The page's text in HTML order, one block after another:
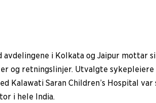
i Kolkata og Jaipur mottar
og retningslinjer. Utvalgte
Saran Children’s Hospital var
i hele India.